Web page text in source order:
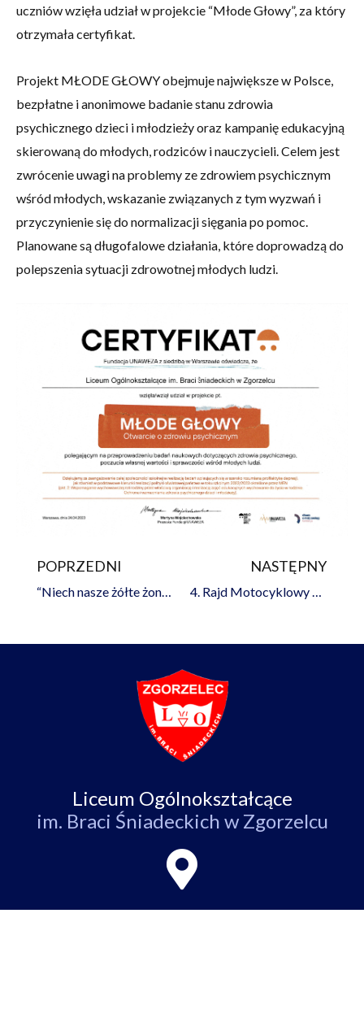
uczniów wzięła udział w projekcie “Młode Głowy”, za który
otrzymała certyfikat.
Projekt MŁODE GŁOWY obejmuje największe w Polsce,
bezpłatne i anonimowe badanie stanu zdrowia
psychicznego dzieci i młodzieży oraz kampanię edukacyjną
skierowaną do młodych, rodziców i nauczycieli. Celem jest
zwrócenie uwagi na problemy ze zdrowiem psychicznym
wśród młodych, wskazanie związanych z tym wyzwań i
przyczynienie się do normalizacji sięgania po pomoc.
Planowane są długofalowe działania, które doprowadzą do
polepszenia sytuacji zdrowotnej młodych ludzi.
Prev
POPRZEDNI
“Niech nasze żółte żonkile będą symbolem życia”- Hanna Krall
NASTĘPNY
4. Rajd Motocyklowy Weteranów
Liceum Ogólnokształcące
im. Braci Śniadeckich w Zgorzelcu